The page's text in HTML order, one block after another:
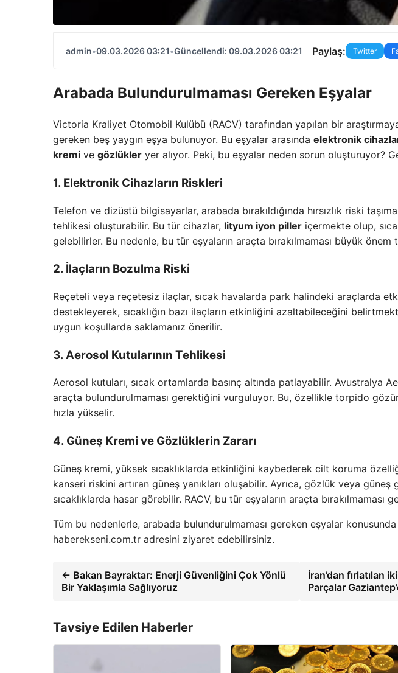
admin•09.03.2026 03:21•Güncellendi: 09.03.2026 03:21 Paylaş: Twitter
Arabada Bulundurulmaması Gereken Eşyalar
Victoria Kraliyet Otomobil Kulübü (RACV) tarafından yapılan bir
gereken beş yaygın eşya bulunuyor. Bu eşyalar arasında elektronik
kremi ve gözlükler yer alıyor. Peki, bu eşyalar neden sorun oluşturuyor?
1. Elektronik Cihazların Riskleri
Telefon ve dizüstü bilgisayarlar, arabada bırakıldığında hırsızlık riski
tehlikesi oluşturabilir. Bu tür cihazlar, lityum iyon piller içermekte olup,
gelebilirler. Bu nedenle, bu tür eşyaların araçta bırakılmaması büyük önem
2. İlaçların Bozulma Riski
Reçeteli veya reçetesiz ilaçlar, sıcak havalarda park halindeki araçlarda
destekleyerek, sıcaklığın bazı ilaçların etkinliğini azaltabileceğini
uygun koşullarda saklamanız önerilir.
3. Aerosol Kutularının Tehlikesi
Aerosol kutuları, sıcak ortamlarda basınç altında patlayabilir. Avustralya
araçta bulundurulmaması gerektiğini vurguluyor. Bu, özellikle torpido
hızla yükselir.
4. Güneş Kremi ve Gözlüklerin Zararı
Güneş kremi, yüksek sıcaklıklarda etkinliğini kaybederek cilt koruma
kanseri riskini artıran güneş yanıkları oluşabilir. Ayrıca, gözlük veya
sıcaklıklarda hasar görebilir. RACV, bu tür eşyaların araçta bırakılmaması
Tüm bu nedenlerle, arabada bulundurulmaması gereken eşyalar
haberekseni.com.tr adresini ziyaret edebilirsiniz.
← Bakan Bayraktar: Enerji Güvenliğini Çok Yönlü
Bir Yaklaşımla Sağlıyoruz
İran’dan fırlatılan
Parçalar
Tavsiye Edilen Haberler